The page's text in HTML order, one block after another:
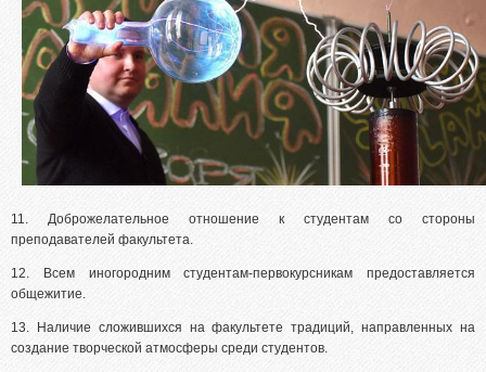
11. Доброжелательное отношение к студентам со стороны
преподавателей факультета.
12. Всем иногородним студентам-первокурсникам предоставляется
общежитие.
13. Наличие сложившихся на факультете традиций, направленных на
создание творческой атмосферы среди студентов.